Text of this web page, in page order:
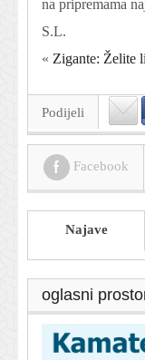
na pripremama
S.L.
« Zigante: Želite
Podijeli
Facebook
Najave
oglasni